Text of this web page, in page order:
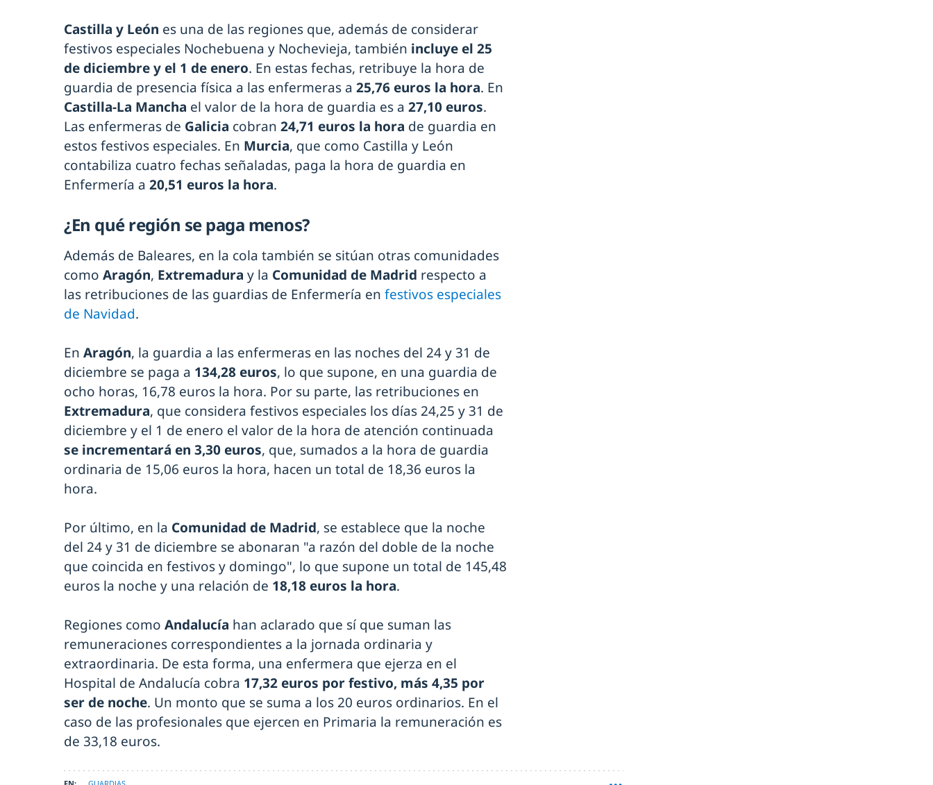
Castilla y León es una de las regiones que, además de considerar
festivos especiales Nochebuena y Nochevieja, también incluye el 25
de diciembre y el 1 de enero. En estas fechas, retribuye la hora de
guardia de presencia física a las enfermeras a 25,76 euros la hora. En
Castilla-La Mancha el valor de la hora de guardia es a 27,10 euros.
Las enfermeras de Galicia cobran 24,71 euros la hora de guardia en
estos festivos especiales. En Murcia, que como Castilla y León
contabiliza cuatro fechas señaladas, paga la hora de guardia en
Enfermería a 20,51 euros la hora.
¿En qué región se paga menos?
Además de Baleares, en la cola también se sitúan otras comunidades
como Aragón, Extremadura y la Comunidad de Madrid respecto a
las retribuciones de las guardias de Enfermería en festivos especiales
de Navidad.
En Aragón, la guardia a las enfermeras en las noches del 24 y 31 de
diciembre se paga a 134,28 euros, lo que supone, en una guardia de
ocho horas, 16,78 euros la hora. Por su parte, las retribuciones en
Extremadura, que considera festivos especiales los días 24,25 y 31 de
diciembre y el 1 de enero el valor de la hora de atención continuada
se incrementará en 3,30 euros, que, sumados a la hora de guardia
ordinaria de 15,06 euros la hora, hacen un total de 18,36 euros la
hora.
Por último, en la Comunidad de Madrid, se establece que la noche
del 24 y 31 de diciembre se abonaran "a razón del doble de la noche
que coincida en festivos y domingo", lo que supone un total de 145,48
euros la noche y una relación de 18,18 euros la hora.
Regiones como Andalucía han aclarado que sí que suman las
remuneraciones correspondientes a la jornada ordinaria y
extraordinaria. De esta forma, una enfermera que ejerza en el
Hospital de Andalucía cobra 17,32 euros por festivo, más 4,35 por
ser de noche. Un monto que se suma a los 20 euros ordinarios. En el
caso de las profesionales que ejercen en Primaria la remuneración es
de 33,18 euros.